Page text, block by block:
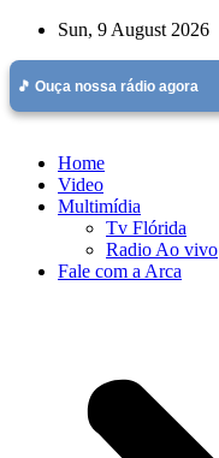
Skip
content
Sun, 9 August 2026
🎵 Ouça nossa rádio agora
Home
Video
Multimídia
Tv Flórida
Radio Ao vivo
Fale com a Arca